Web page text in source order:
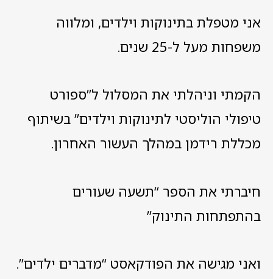
אני מטפלת בתינוקות וילדים, ומלווה
משפחות מעל ל-25 שנים.
הקמתי וניהלתי את המסלול ל”ספורט
טיפולי הוליסטי לתינוקות וילדים” בשיתוף
מכללת רידמן במהלך העשור האחרון.
חיברתי את הספר “תשעה שעורים
בהתפתחות התינוק”
ואני מגישה את הפודקאסט “מדברים ילדים”.